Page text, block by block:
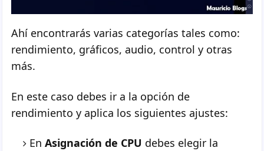
Ahí encontrarás varias categorías tales como:
rendimiento, gráficos, audio, control y otras
más.
En este caso debes ir a la opción de
rendimiento y aplica los siguientes ajustes:
En Asignación de CPU debes elegir la